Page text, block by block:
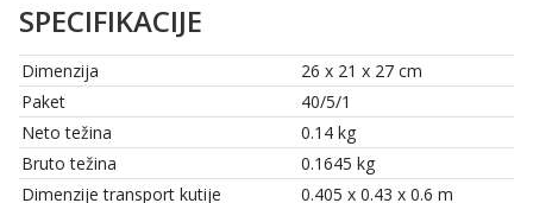
SPECIFIKACIJE
Dimenzija
26 x 21 x 27 cm
Paket
40/5/1
Neto težina
0.14 kg
Bruto težina
0.1645 kg
Dimenzije transport kutije
0.405 x 0.43 x 0.6 m